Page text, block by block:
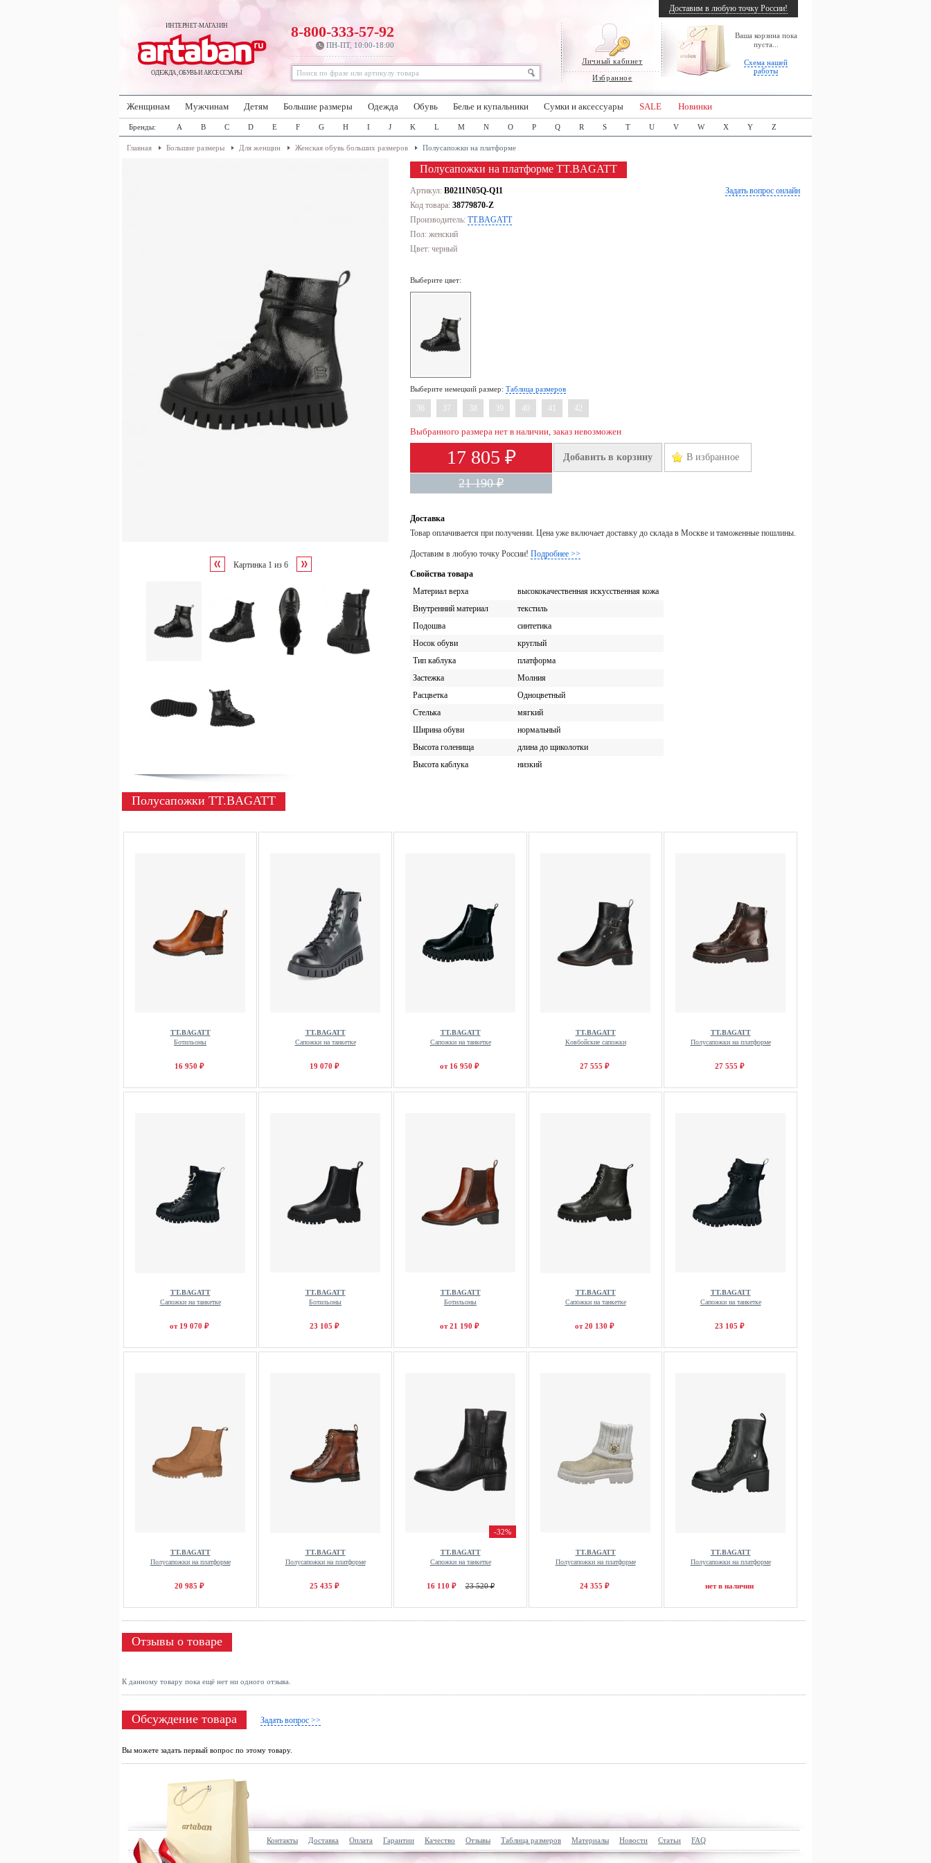
ИНТЕРНЕТ-МАГАЗИН
ОДЕЖДА, ОБУВЬ И АКСЕССУАРЫ
Личный кабинет
Избранное
Ваша корзина пока
пуста...
Схема нашей
работы
8-800-333-57-92
ПН-ПТ, 10:00-18:00
Доставим в любую точку России!
Женщинам Мужчинам Детям Большие размеры Одежда Обувь Белье и купальники Сумки и аксессуары SALE Новинки
Бренды: A B C D E F G H I J K L M N O P Q R S T U V W X Y Z
Главная Большие размеры Для женщин Женская обувь больших размеров Полусапожки на платформе
Картинка 1 из 6
Полусапожки на платформе TT.BAGATT
Задать вопрос онлайн
Артикул: B0211N05Q-Q11
Код товара: 38779870-Z
Производитель: TT.BAGATT
Пол: женский
Цвет: черный
Выберите цвет:
Выберите немецкий размер: Таблица размеров
36 37 39 40 41 42
Выбранного размера нет в наличии, заказ невозможен
17 805 ₽ Добавить в корзину В избранное
21 190 ₽
Доставка
Товар оплачивается при получении. Цена уже включает доставку до склада в Москве и таможенные пошлины.
Доставим в любую точку России! Подробнее >>
Свойства товара
Материал верха
высококачественная искусственная кожа
Внутренний материал
текстиль
Подошва
синтетика
Носок обуви
круглый
Тип каблука
платформа
Застежка
Молния
Расцветка
Одноцветный
Стелька
мягкий
Ширина обуви
нормальный
Высота голенища
длина до щиколотки
Высота каблука
низкий
Полусапожки TT.BAGATT
TT.BAGATT
Ботильоны
16 950 ₽
TT.BAGATT
Сапожки на танкетке
19 070 ₽
TT.BAGATT
Сапожки на танкетке
от 16 950 ₽
TT.BAGATT
Ковбойские сапожки
27 555 ₽
TT.BAGATT
Полусапожки на платформе
27 555 ₽
TT.BAGATT
Сапожки на танкетке
от 19 070 ₽
TT.BAGATT
Ботильоны
23 105 ₽
TT.BAGATT
Ботильоны
от 21 190 ₽
TT.BAGATT
Сапожки на танкетке
от 20 130 ₽
TT.BAGATT
Сапожки на танкетке
23 105 ₽
TT.BAGATT
Полусапожки на платформе
20 985 ₽
TT.BAGATT
Полусапожки на платформе
25 435 ₽
-32%
TT.BAGATT
Сапожки на танкетке
16 110 ₽ 23 520 ₽
TT.BAGATT
Полусапожки на платформе
24 355 ₽
TT.BAGATT
Полусапожки на платформе
нет в наличии
Отзывы о товаре
К данному товару пока ещё нет ни одного отзыва.
Обсуждение товара Задать вопрос >>
Вы можете задать первый вопрос по этому товару.
Контакты Доставка Оплата Гарантии Качество Отзывы Таблица размеров Материалы Новости Статьи FAQ